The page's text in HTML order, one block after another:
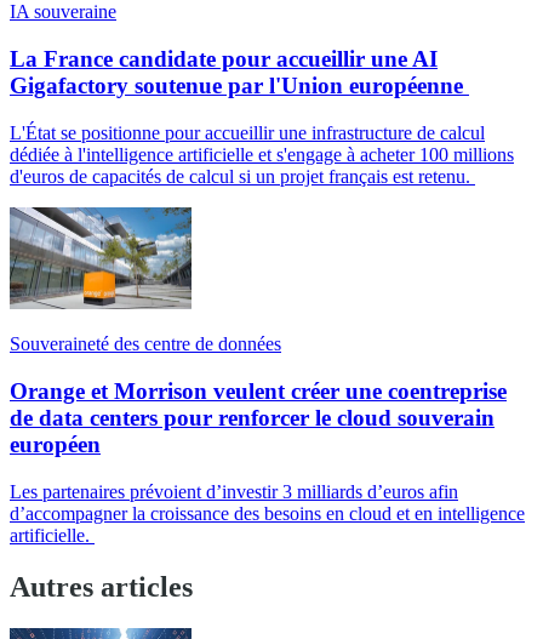
IA souveraine
La France candidate pour accueillir une AI
Gigafactory soutenue par l'Union européenne
L'État se positionne pour accueillir une infrastructure de calcul
dédiée à l'intelligence artificielle et s'engage à acheter 100 millions
d'euros de capacités de calcul si un projet français est retenu.
Souveraineté des centre de données
Orange et Morrison veulent créer une coentreprise
de data centers pour renforcer le cloud souverain
européen
Les partenaires prévoient d’investir 3 milliards d’euros afin
d’accompagner la croissance des besoins en cloud et en intelligence
artificielle.
Autres articles